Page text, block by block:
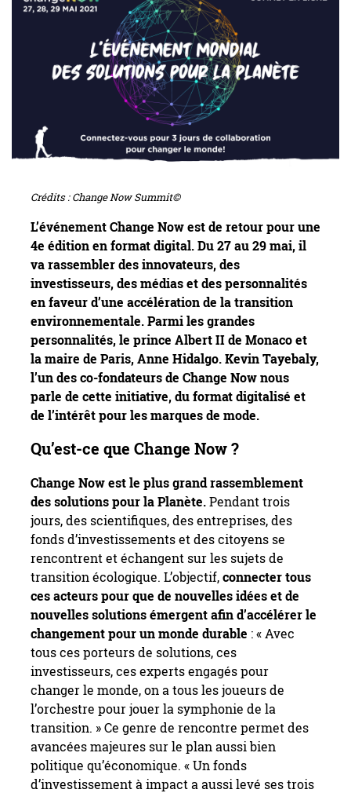
Crédits : Change Now Summit©
L’événement Change Now est de retour pour une
4e édition en format digital. Du 27 au 29 mai, il
va rassembler des innovateurs, des
investisseurs, des médias et des personnalités
en faveur d’une accélération de la transition
environnementale. Parmi les grandes
personnalités, le prince Albert II de Monaco et
la maire de Paris, Anne Hidalgo. Kevin Tayebaly,
l’un des co-fondateurs de Change Now nous
parle de cette initiative, du format digitalisé et
de l’intérêt pour les marques de mode.
Qu’est-ce que Change Now ?
Change Now est le plus grand rassemblement
des solutions pour la Planète.Pendant trois
jours, des scientifiques, des entreprises, des
fonds d’investissements et des citoyens se
rencontrent et échangent sur les sujets de
transition écologique. L’objectif,connecter tous
ces acteurs pour que de nouvelles idées et de
nouvelles solutions émergent afin d’accélérer le
changement pour un monde durable : « Avec
tous ces porteurs de solutions, ces
investisseurs, ces experts engagés pour
changer le monde, on a tous les joueurs de
l’orchestre pour jouer la symphonie de la
transition. » Ce genre de rencontre permet des
avancées majeures sur le plan aussi bien
politique qu’économique. « Un fonds
d’investissement à impact a aussi levé ses trois